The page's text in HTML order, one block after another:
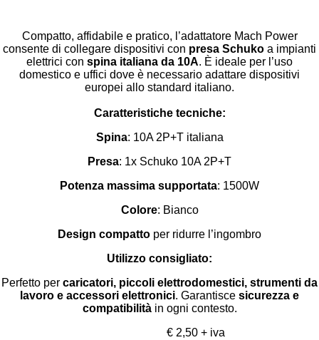
Compatto, affidabile e pratico, l’adattatore Mach Power
consente di collegare dispositivi con presa Schuko a impianti
elettrici con spina italiana da 10A. È ideale per l’uso
domestico e uffici dove è necessario adattare dispositivi
europei allo standard italiano.
Caratteristiche tecniche:
Spina: 10A 2P+T italiana
Presa: 1x Schuko 10A 2P+T
Potenza massima supportata: 1500W
Colore: Bianco
Design compatto per ridurre l’ingombro
Utilizzo consigliato:
Perfetto per caricatori, piccoli elettrodomestici, strumenti da
lavoro e accessori elettronici. Garantisce sicurezza e
compatibilità in ogni contesto.
€ 2,50 + iva